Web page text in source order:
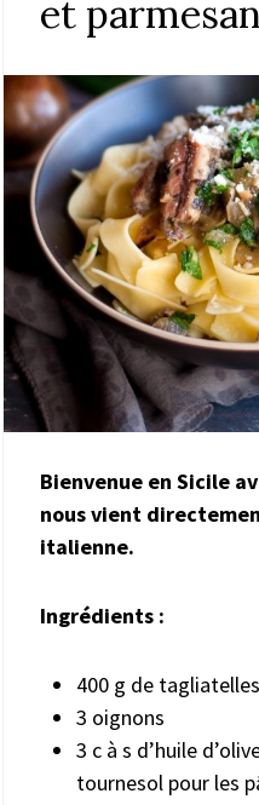
et parmesan
Bienvenue en Sicile
nous vient
italienne.
Ingrédients :
400 g de
3 oignons
3 c à s d’huile
tournesol pour les